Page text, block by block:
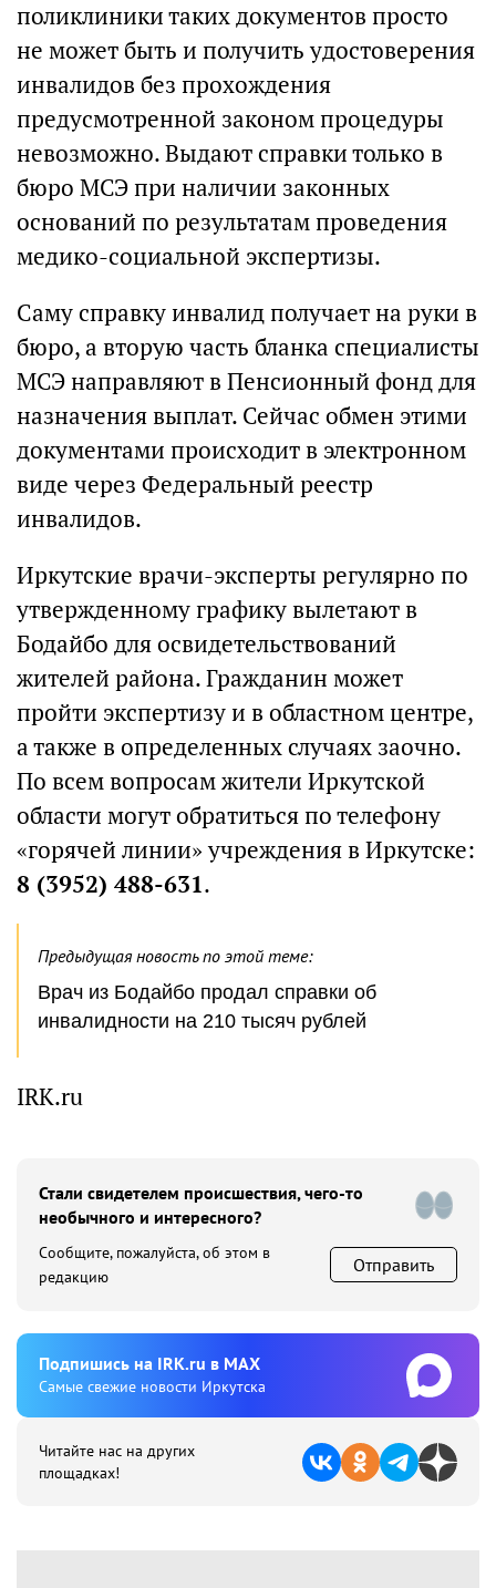
поликлиники таких документов просто
не может быть и получить удостоверения
инвалидов без прохождения
предусмотренной законом процедуры
невозможно. Выдают справки только в
бюро МСЭ при наличии законных
оснований по результатам проведения
медико-социальной экспертизы.
Саму справку инвалид получает на руки в
бюро, а вторую часть бланка специалисты
МСЭ направляют в Пенсионный фонд для
назначения выплат. Сейчас обмен этими
документами происходит в электронном
виде через Федеральный реестр
инвалидов.
Иркутские врачи-эксперты регулярно по
утвержденному графику вылетают в
Бодайбо для освидетельствований
жителей района. Гражданин может
пройти экспертизу и в областном центре,
а также в определенных случаях заочно.
По всем вопросам жители Иркутской
области могут обратиться по телефону
«горячей линии» учреждения в Иркутске:
8 (3952) 488-631.
Предыдущая новость по этой теме:
Врач из Бодайбо продал справки об
инвалидности на 210 тысяч рублей
IRK.ru
Стали свидетелем происшествия, чего-то
необычного и интересного?
Сообщите, пожалуйста, об этом в
редакцию
Отправить
Подпишиcь на IRK.ru в MAX
Cамые свежие новости Иркутска
Читайте нас на других
площадках!